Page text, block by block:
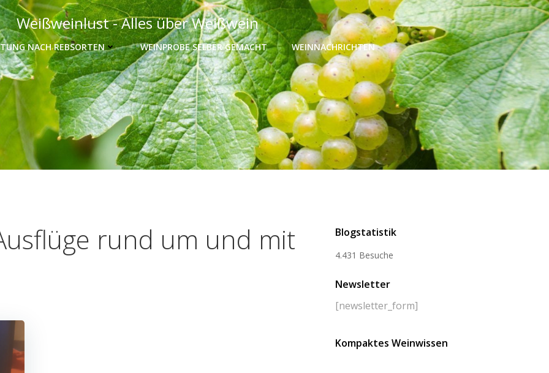
Weißweinlust - Alles über Weißwein
NACH REBSORTEN WEINPROBE SELBER GEMACHT WEINNACHRICHTEN
rund um und mit
Blogstatistik
4.431 Besuche
Newsletter
[newsletter_form]
Kompaktes Weinwissen